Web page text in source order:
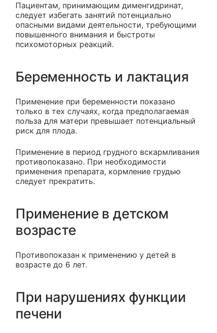
Пациентам, принимающим дименгидринат,
следует избегать занятий потенциально
опасными видами деятельности, требующими
повышенного внимания и быстроты
психомоторных реакций.
Беременность и лактация
Применение при беременности показано
только в тех случаях, когда предполагаемая
польза для матери превышает потенциальный
риск для плода.
Применение в период грудного вскармливания
противопоказано. При необходимости
применения препарата, кормление грудью
следует прекратить.
Применение в детском
возрасте
Противопоказан к применению у детей в
возрасте до 6 лет.
При нарушениях функции
печени